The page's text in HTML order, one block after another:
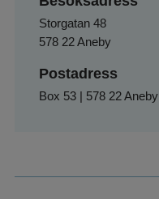
Storgatan 48
578 22 Aneby
Postadress
Box 53 | 578 22 Aneby